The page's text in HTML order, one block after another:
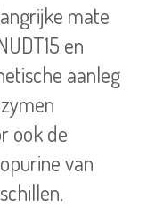
mate
en
aanleg
ook de
van